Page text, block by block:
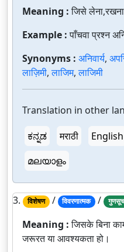
Meaning :जिसे
Example :पाँचवा प्रश्न
Synonyms : अनिवार्य,
लाज़िमी,लाजिम,लाजिमी
Translation in other
ಕನ್ನಡ
मराठी English
മലയാളം
3. विशेषण / विवरणात्मक /
Meaning :जिसके बिना
जरूरत या आवश्यकता हो।